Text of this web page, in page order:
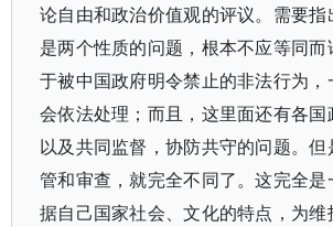
论自由和政治价值观的评议。需要指
是两个性质的问题，根本不应等同
于被中国政府明令禁止的非法行为
会依法处理；而且，这里面还有各国
以及共同监督，协防共守的问题。
管和审查，就完全不同了。这完全是
据自己国家社会、文化的特点，为维